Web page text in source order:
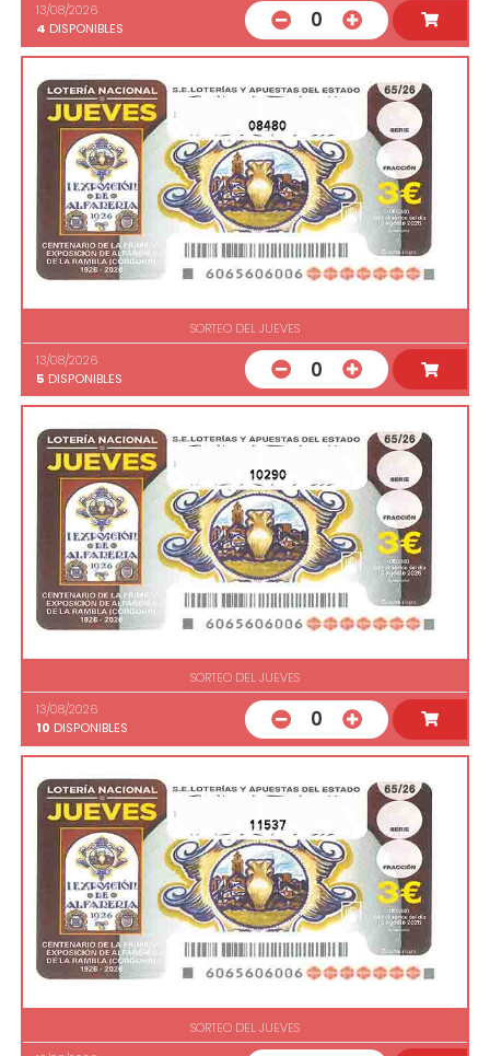
13/08/2026
4 DISPONIBLES 0
08480
SORTEO DEL JUEVES
13/08/2026
5 DISPONIBLES 0
10290
SORTEO DEL JUEVES
13/08/2026
10 DISPONIBLES 0
11537
SORTEO DEL JUEVES